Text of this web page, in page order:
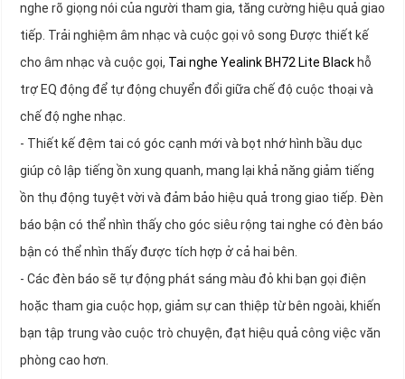
nghe rõ giọng nói của người tham gia, tăng cường hiệu quả giao
tiếp. Trải nghiệm âm nhạc và cuộc gọi vô song Được thiết kế
cho âm nhạc và cuộc gọi, Tai nghe Yealink BH72 Lite Black hỗ
trợ EQ động để tự động chuyển đổi giữa chế độ cuộc thoại và
chế độ nghe nhạc.
- Thiết kế đệm tai có góc cạnh mới và bọt nhớ hình bầu dục
giúp cô lập tiếng ồn xung quanh, mang lại khả năng giảm tiếng
ồn thụ động tuyệt vời và đảm bảo hiệu quả trong giao tiếp. Đèn
báo bận có thể nhìn thấy cho góc siêu rộng tai nghe có đèn báo
bận có thể nhìn thấy được tích hợp ở cả hai bên.
- Các đèn báo sẽ tự động phát sáng màu đỏ khi bạn gọi điện
hoặc tham gia cuộc họp, giảm sự can thiệp từ bên ngoài, khiến
bạn tập trung vào cuộc trò chuyện, đạt hiệu quả công việc văn
phòng cao hơn.